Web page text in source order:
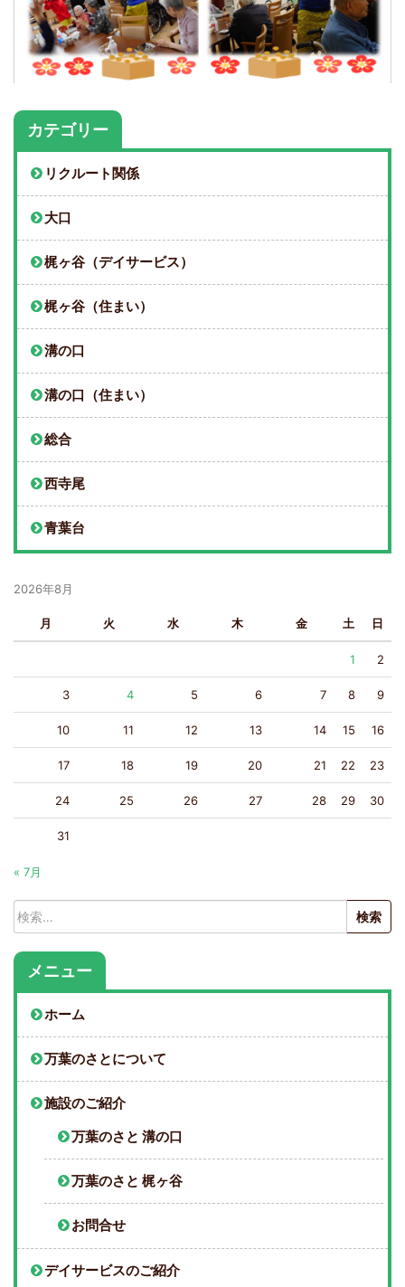
カテゴリー
リクルート関係
大口
梶ヶ谷（デイサービス）
梶ヶ谷（住まい）
溝の口
溝の口（住まい）
総合
西寺尾
青葉台
2026年8月
月 火 水 木 金 土 日
1 2
3 4 5 6 7 8 9
10 11 12 13 14 15 16
17 18 19 20 21 22 23
24 25 26 27 28 29 30
31
« 7月
検
索:
メニュー
ホーム
万葉のさとについて
施設のご紹介
万葉のさと 溝の口
万葉のさと 梶ヶ谷
お問合せ
デイサービスのご紹介